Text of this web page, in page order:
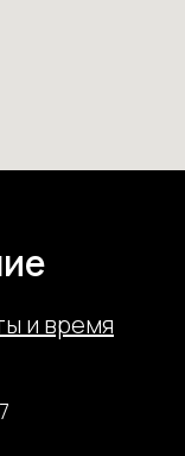
и время